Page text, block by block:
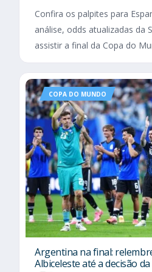
Confira os palpites para
análise, odds atualizadas da
assistir a final da Copa do
COPA DO MUNDO
Argentina na final:
Albiceleste até a decisão